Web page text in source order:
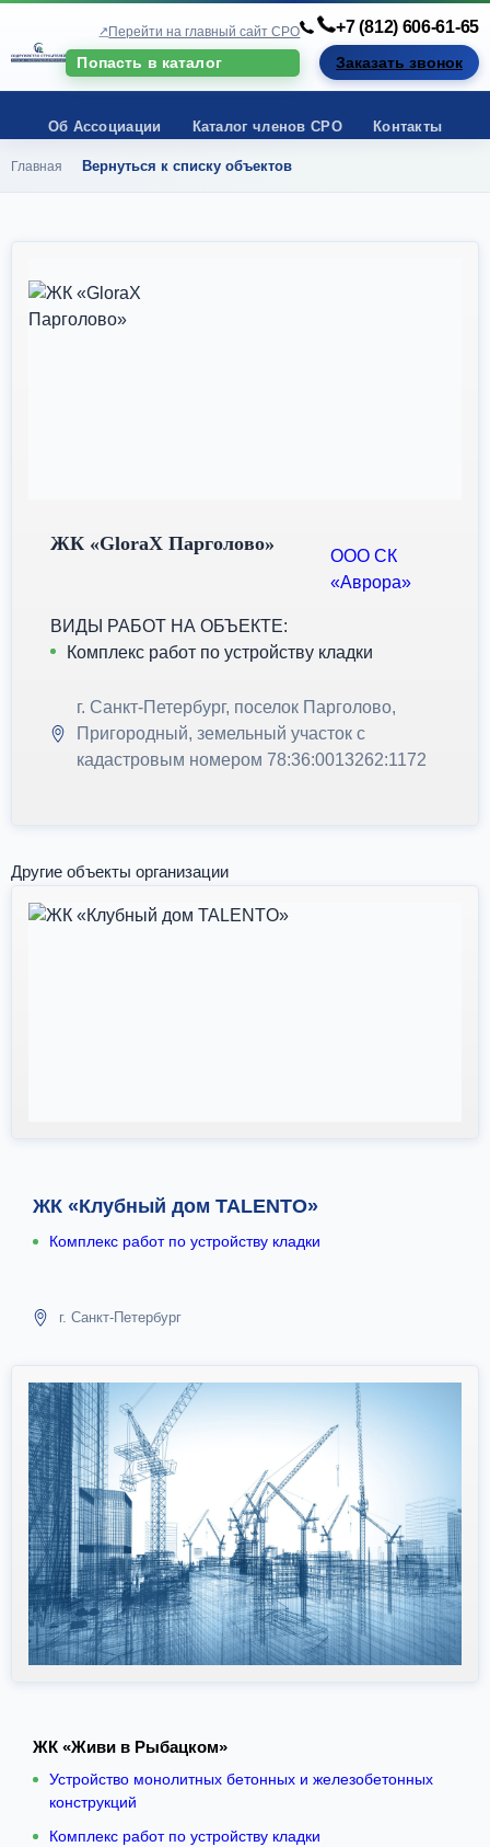
Перейти на главный сайт СРО
Попасть в каталог
+7 (812) 606-61-65
Заказать звонок
Об Ассоциации Каталог членов СРО Контакты
Главная Вернуться к списку объектов
ЖК «GloraX Парголово»
ООО СК
«Аврора»
ВИДЫ РАБОТ НА ОБЪЕКТЕ:
Комплекс работ по устройству кладки
г. Санкт-Петербург, поселок Парголово,
Пригородный, земельный участок с
кадастровым номером 78:36:0013262:1172
Другие объекты организации
ЖК «Клубный дом TALENTO»
Комплекс работ по устройству кладки
г. Санкт-Петербург
ЖК «Живи в Рыбацком»
Устройство монолитных бетонных и железобетонных
конструкций
Комплекс работ по устройству кладки